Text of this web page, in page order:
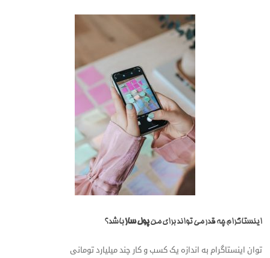
اینستاگرام چه قدر می تواند برای منپول سازباشد؟
توان اینستاگرام به اندازه یک کسب و کار چند میلیارد تومانی